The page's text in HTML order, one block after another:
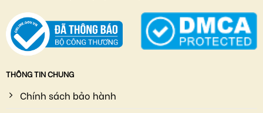
THÔNG TIN CHUNG
Chính sách bảo hành